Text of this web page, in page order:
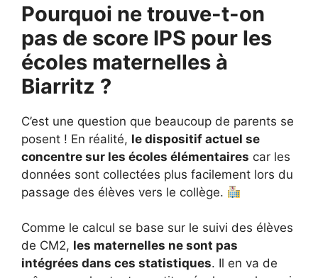
Pourquoi ne trouve-t-on
pas de score IPS pour les
écoles maternelles à
Biarritz ?
C’est une question que beaucoup de parents se
posent ! En réalité, le dispositif actuel se
concentre sur les écoles élémentaires car les
données sont collectées plus facilement lors du
passage des élèves vers le collège.
Comme le calcul se base sur le suivi des élèves
de CM2, les maternelles ne sont pas
intégrées dans ces statistiques. Il en va de